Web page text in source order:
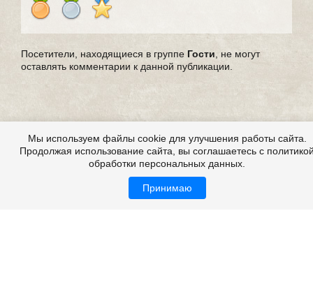
Посетители, находящиеся в группе Гости , не могут
оставлять комментарии к данной публикации.
Мы используем файлы cookie для улучшения работы сайта.
Продолжая использование сайта, вы соглашаетесь с
обработки персональных данных.
Принимаю